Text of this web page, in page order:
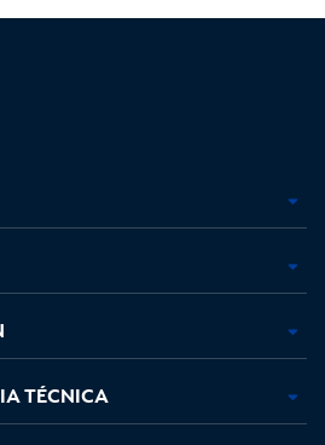
TÉCNICA